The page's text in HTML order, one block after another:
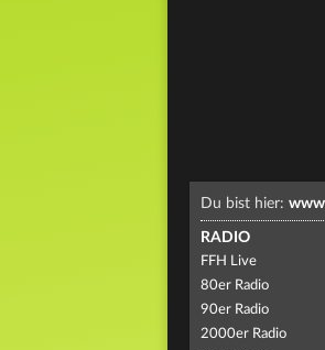
Du bist hier:
RADIO
FFH Live
80er Radio
90er Radio
2000er Radio